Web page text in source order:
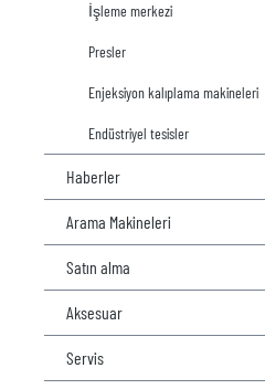
İşleme merkezi
Presler
Enjeksiyon kalıplama makineleri
Endüstriyel tesisler
Haberler
Arama Makineleri
Satın alma
Aksesuar
Servis